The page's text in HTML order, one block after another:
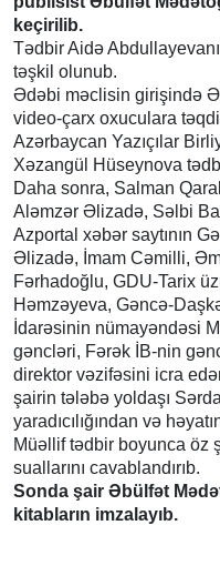
keçirilib.
Tədbir Aidə
təşkil olunub.
Ədəbi məclisin girişində
video-çarx oxuculara
Azərbaycan Yazıçılar
Xəzangül Hüseynova
Daha sonra, Salman
Aləmzər Əlizadə, Səlbi
Azportal xəbər saytının
Əlizadə, İmam Cəmilli,
Fərhadoğlu, GDU-Tarix
Həmzəyeva, Gəncə-
İdarəsinin nümayəndəsi
gəncləri, Fərək İB-nin
direktor vəzifəsini icra
şairin tələbə yoldaşı
yaradıcılığından və
Müəllif tədbir boyunca öz
suallarını cavablandırıb.
Sonda şair Əbülfət
kitabların imzalayıb.